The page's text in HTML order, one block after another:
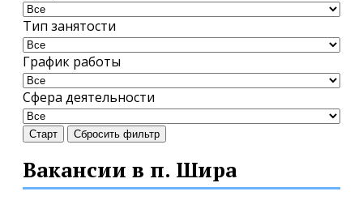
Тип занятости
График работы
Сфера деятельности
Старт Сбросить фильтр
Вакансии в п. Шира